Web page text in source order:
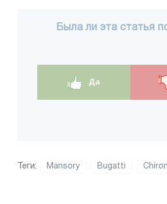
Была ли эта статья
Да
Теги: Mansory Bugatti Chiron